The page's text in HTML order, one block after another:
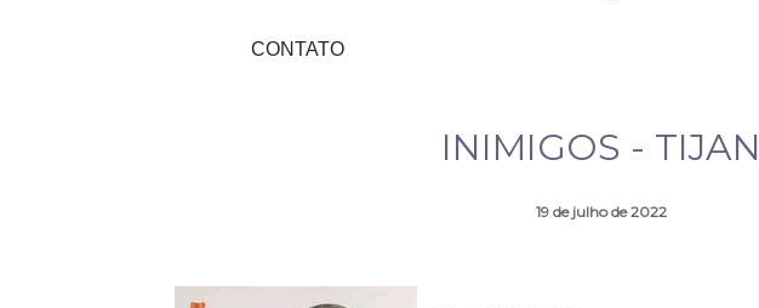
CONTATO
INIMIGOS - TIJAN
19 de julho de 2022